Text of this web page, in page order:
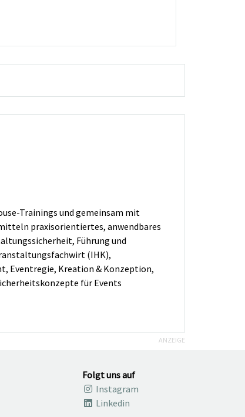
Trainings und gemeinsam mit
praxisorientiertes, anwendbares
Führung und
(IHK),
Eventregie, Kreation & Konzeption,
für Events
ANZEIGE
Folgt uns auf
Instagram
Linkedin